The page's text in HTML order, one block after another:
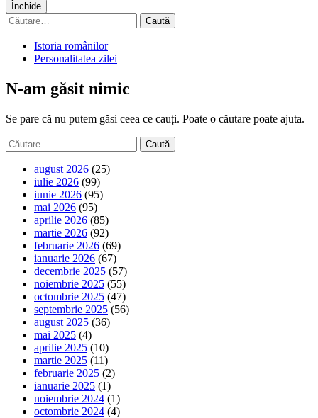
Închide
Caută
după:
Istoria românilor
Personalitatea zilei
N-am găsit nimic
Se pare că nu putem găsi ceea ce cauți. Poate o căutare poate ajuta.
Caută
după:
august 2026 (25)
iulie 2026 (99)
iunie 2026 (95)
mai 2026 (95)
aprilie 2026 (85)
martie 2026 (92)
februarie 2026 (69)
ianuarie 2026 (67)
decembrie 2025 (57)
noiembrie 2025 (55)
octombrie 2025 (47)
septembrie 2025 (56)
august 2025 (36)
mai 2025 (4)
aprilie 2025 (10)
martie 2025 (11)
februarie 2025 (2)
ianuarie 2025 (1)
noiembrie 2024 (1)
octombrie 2024 (4)